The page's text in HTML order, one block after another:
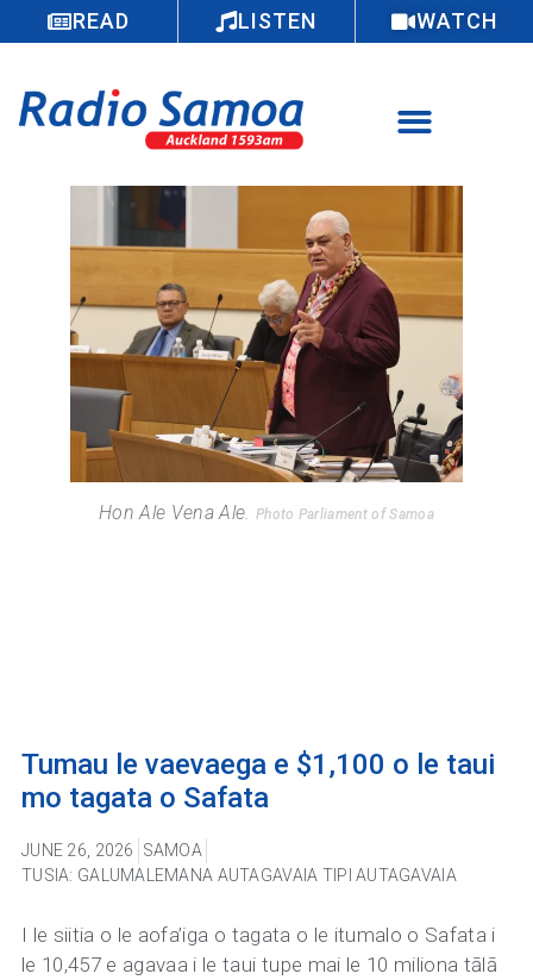
READ LISTEN WATCH
Hon Ale Vena Ale. Photo Parliament of Samoa
Tumau le vaevaega e $1,100 o le taui
mo tagata o Safata
JUNE 26, 2026
SAMOA
TUSIA: GALUMALEMANA AUTAGAVAIA TIPI AUTAGAVAIA
I le siitia o le aofa’iga o tagata o le itumalo o Safata i
le 10,457 e agavaa i le taui tupe mai le 10 miliona tālā